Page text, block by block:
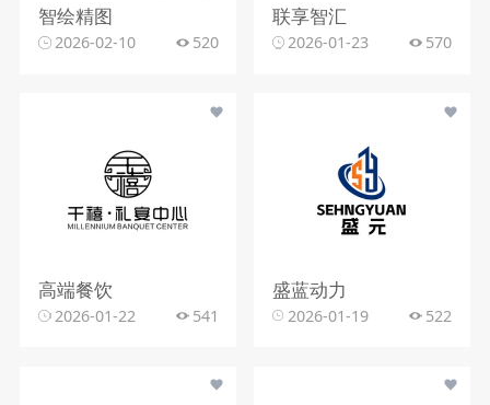
智绘精图
2026-02-10 520
联享智汇
2026-01-23 570
高端餐饮
2026-01-22 541
盛蓝动力
2026-01-19 522